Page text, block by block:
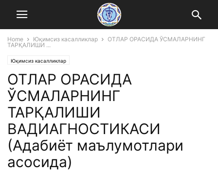
Home Юқимсиз касалликлар
ОТЛАР ОРАСИДА ЎСМАЛАРНИНГ
ТАРҚАЛИШИ ...
Юқимсиз касалликлар
ОТЛАР ОРАСИДА
ЎСМАЛАРНИНГ
ТАРҚАЛИШИ
ВАДИАГНОСТИКАСИ
(Адабиёт маълумотлари
асосида)